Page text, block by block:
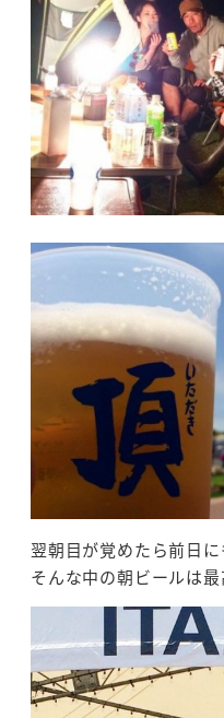
翌朝目が覚めたら前日に
そんな中の朝ビールは最